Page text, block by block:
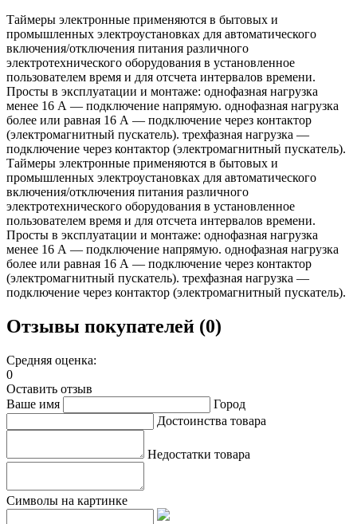
Таймеры электронные применяются в бытовых и
промышленных электроустановках для автоматического
включения/отключения питания различного
электротехнического оборудования в установленное
пользователем время и для отсчета интервалов времени.
Просты в эксплуатации и монтаже: однофазная нагрузка
менее 16 А — подключение напрямую. однофазная нагрузка
более или равная 16 А — подключение через контактор
(электромагнитный пускатель). трехфазная нагрузка —
подключение через контактор (электромагнитный пускатель).
Таймеры электронные применяются в бытовых и
промышленных электроустановках для автоматического
включения/отключения питания различного
электротехнического оборудования в установленное
пользователем время и для отсчета интервалов времени.
Просты в эксплуатации и монтаже: однофазная нагрузка
менее 16 А — подключение напрямую. однофазная нагрузка
более или равная 16 А — подключение через контактор
(электромагнитный пускатель). трехфазная нагрузка —
подключение через контактор (электромагнитный пускатель).
Отзывы покупателей (0)
Средняя оценка:
0
Оставить отзыв
Ваше имя
Город
Достоинства товара
Недостатки товара
Символы на картинке